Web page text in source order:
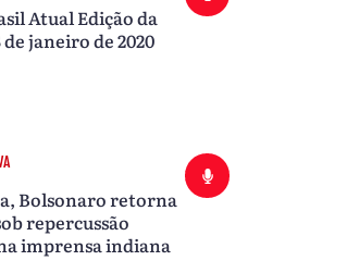
Atual Edição da
janeiro de 2020
Bolsonaro retorna
repercussão
imprensa indiana